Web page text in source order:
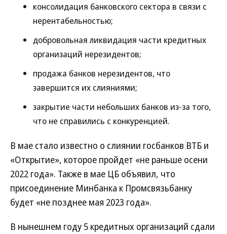
консолидация банковского сектора в связи с
нерентабельностью;
добровольная ликвидация части кредитных
организаций нерезидентов;
продажа банков нерезидентов, что
завершится их слияниями;
закрытие части небольших банков из-за того,
что не справились с конкуренцией.
В мае стало известно о слиянии госбанков ВТБ и
«Открытие», которое пройдет «не раньше осени
2022 года». Также в мае ЦБ объявил, что
присоединение Минбанка к Промсвязьбанку
будет «не позднее мая 2023 года».
В нынешнем году 5 кредитных организаций сдали